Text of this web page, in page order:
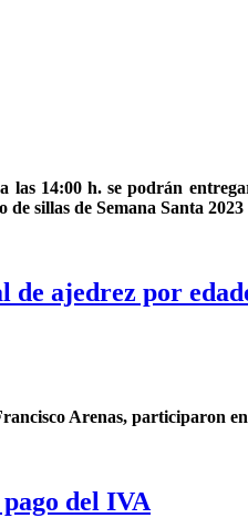
14:00 h. se podrán
de sillas de Semana Santa 2023
de ajedrez por
Arenas, participaron
del IVA